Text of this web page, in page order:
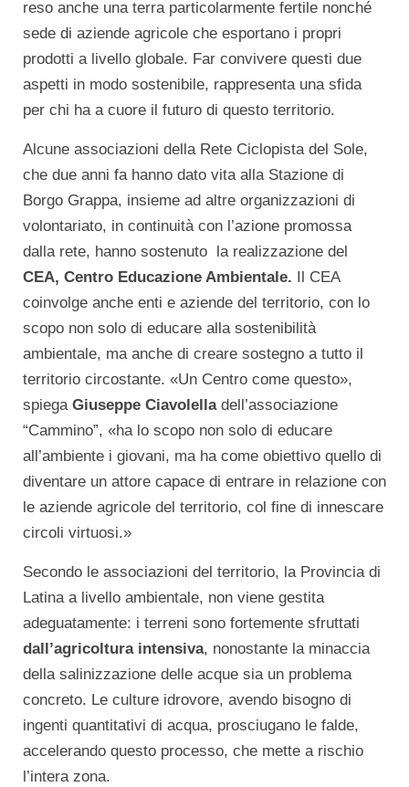
reso anche una terra particolarmente fertile nonché
sede di aziende agricole che esportano i propri
prodotti a livello globale. Far convivere questi due
aspetti in modo sostenibile, rappresenta una sfida
per chi ha a cuore il futuro di questo territorio.
Alcune associazioni della Rete Ciclopista del Sole,
che due anni fa hanno dato vita alla Stazione di
Borgo Grappa, insieme ad altre organizzazioni di
volontariato, in continuità con l’azione promossa
dalla rete, hanno sostenuto la realizzazione del
CEA, Centro Educazione Ambientale. Il CEA
coinvolge anche enti e aziende del territorio, con lo
scopo non solo di educare alla sostenibilità
ambientale, ma anche di creare sostegno a tutto il
territorio circostante. «Un Centro come questo»,
spiega Giuseppe Ciavolelladell’associazione
“Cammino”, «ha lo scopo non solo di educare
all’ambiente i giovani, ma ha come obiettivo quello di
diventare un attore capace di entrare in relazione con
le aziende agricole del territorio, col fine di innescare
circoli virtuosi.»
Secondo le associazioni del territorio, la Provincia di
Latina a livello ambientale, non viene gestita
adeguatamente: i terreni sono fortemente sfruttati
dall’agricoltura intensiva, nonostante la minaccia
della salinizzazione delle acque sia un problema
concreto. Le culture idrovore, avendo bisogno di
ingenti quantitativi di acqua, prosciugano le falde,
accelerando questo processo, che mette a rischio
l’intera zona.